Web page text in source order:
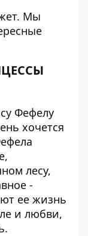
Мы
Фефелу
хочется
лесу,
-
ее жизнь
и любви,